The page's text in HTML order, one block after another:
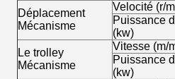
Déplacement
Mécanisme
Velocité (r/
Puissance
(kw)
Le trolley
Mécanisme
Vitesse (m/
Puissance
(kw)